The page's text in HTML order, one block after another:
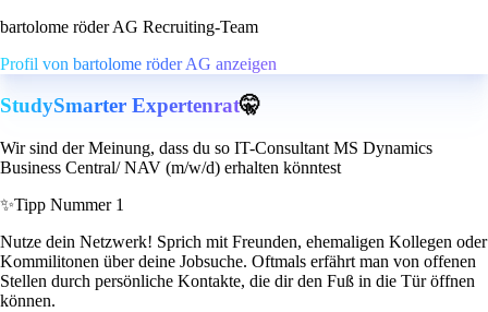
bartolome röder AG Recruiting-Team
Profil von bartolome röder AG anzeigen
StudySmarter Expertenrat🤫
Wir sind der Meinung, dass du so IT-Consultant MS Dynamics
Business Central/ NAV (m/w/d) erhalten könntest
✨Tipp Nummer 1
Nutze dein Netzwerk! Sprich mit Freunden, ehemaligen Kollegen oder
Kommilitonen über deine Jobsuche. Oftmals erfährt man von offenen
Stellen durch persönliche Kontakte, die dir den Fuß in die Tür öffnen
können.